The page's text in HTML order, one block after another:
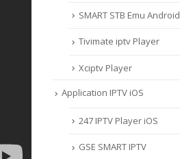
SMART STB Emu Android
Tivimate iptv Player
Xciptv Player
Application IPTV iOS
247 IPTV Player iOS
‎GSE SMART IPTV